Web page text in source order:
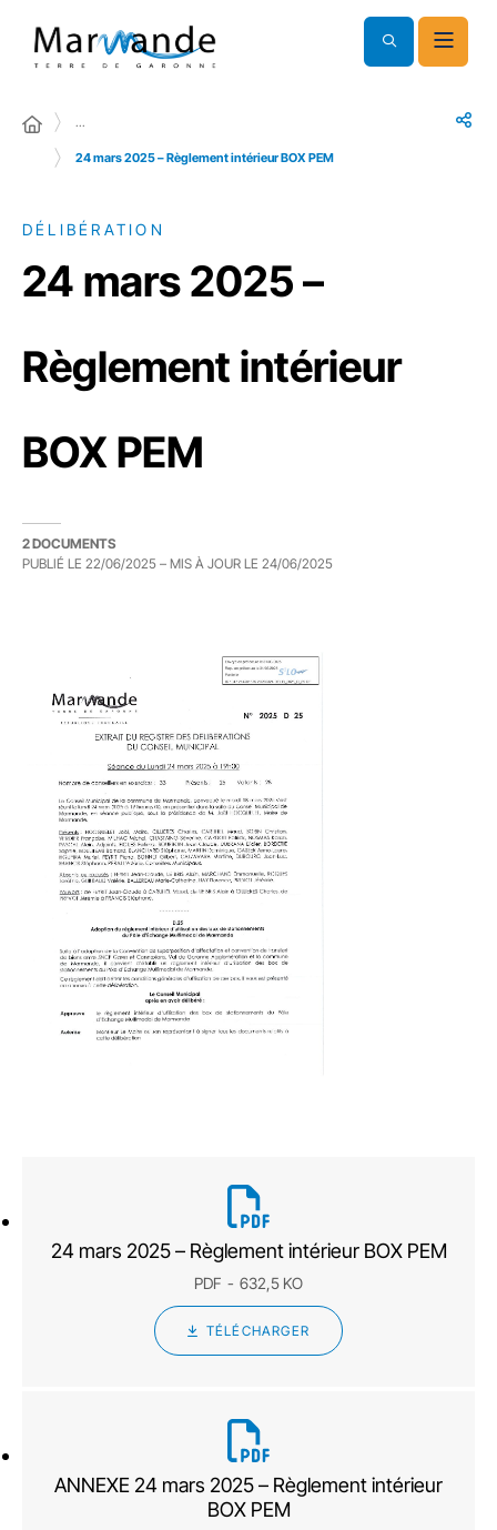
…
24 mars 2025 – Règlement intérieur BOX PEM
DÉLIBÉRATION
24 mars 2025 –
Règlement intérieur
BOX PEM
2 DOCUMENTS
PUBLIÉ LE 22/06/2025 – MIS À JOUR LE 24/06/2025
24 mars 2025 – Règlement intérieur BOX PEM
PDF 632,5 KO
TÉLÉCHARGER
ANNEXE 24 mars 2025 – Règlement intérieur
BOX PEM